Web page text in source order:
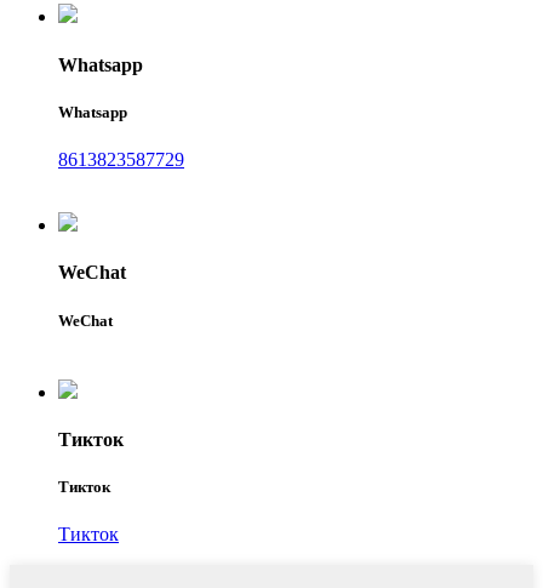
Whatsapp
Whatsapp
8613823587729
WeChat
WeChat
Тикток
Тикток
Тикток